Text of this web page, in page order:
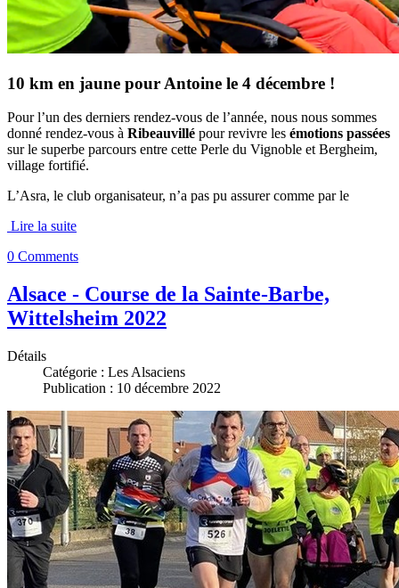
10 km en jaune pour Antoine le 4 décembre !
Pour l’un des derniers rendez-vous de l’année, nous nous sommes
donné rendez-vous à Ribeauvillé pour revivre les émotions passées
sur le superbe parcours entre cette Perle du Vignoble et Bergheim,
village fortifié.
L’Asra, le club organisateur, n’a pas pu assurer comme par le
Lire la suite
0 Comments
Alsace - Course de la Sainte-Barbe,
Wittelsheim 2022
Détails
Catégorie : Les Alsaciens
Publication : 10 décembre 2022